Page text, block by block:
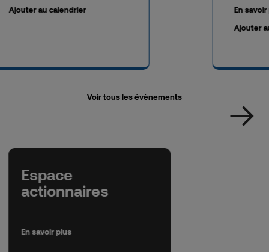
Ajouter au calendrier
En
Ajouter
Voir tous les évènements
Espace
actionnaires
En savoir plus